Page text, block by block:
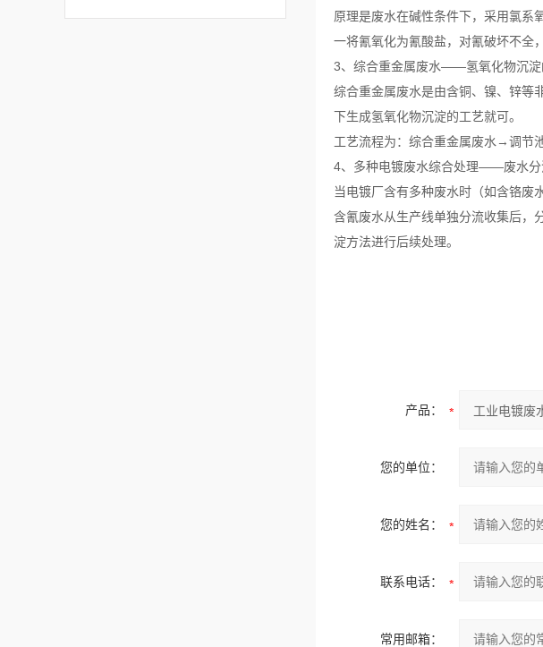
原理是废水在碱性条件下，采用氯系
一将氰氧化为氰酸盐，对氰破坏不全
3、综合重金属废水——氢氧化物沉淀
综合重金属废水是由含铜、镍、锌等
下生成氢氧化物沉淀的工艺就可。
工艺流程为：综合重金属废水→调
4、多种电镀废水综合处理——废水分
当电镀厂含有多种废水时（如含铬废
含氰废水从生产线单独分流收集后，
淀方法进行后续处理。
产品：
您的单位：
您的姓名：
联系电话：
常用邮箱：